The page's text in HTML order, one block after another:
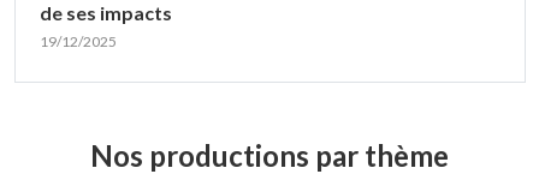
de ses impacts
19/12/2025
Nos productions par thème